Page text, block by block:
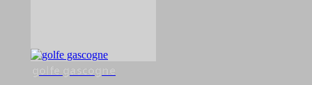
golfe gascogne